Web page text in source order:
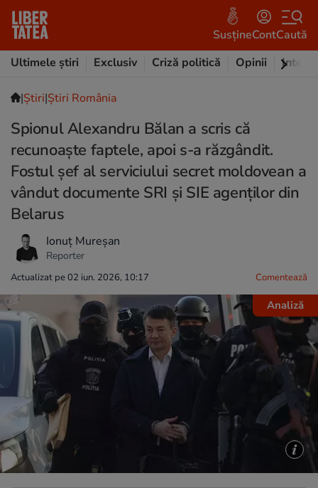
SusțineContCaută
Ultimele știri
Exclusiv Criză politică Opinii
|Ştiri|Știri România
Spionul Alexandru Bălan a scris că
recunoaște faptele, apoi s-a răzgândit.
Fostul șef al serviciului secret moldovean a
vândut documente SRI și SIE agenților din
Belarus
Ionuț Mureșan
Reporter
Actualizat pe 02 iun. 2026, 10:17 Comentează
Analiză